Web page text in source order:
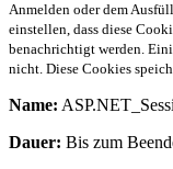
Anmelden oder dem
einstellen, dass diese
benachrichtigt werden.
nicht. Diese Cookies
Name:
Dauer: Bis zum